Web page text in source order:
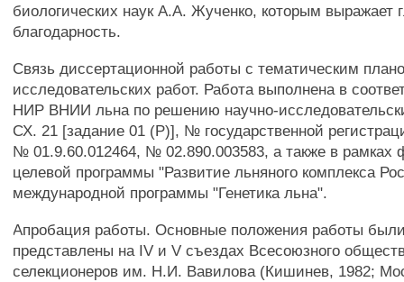
биологических наук A.A. Жученко, которым выражает
благодарность.
Связь диссертационной работы с тематическим
исследовательских работ. Работа выполнена в
НИР ВНИИ льна по решению научно-
СХ. 21 [задание 01 (Р)], № государственной
№ 01.9.60.012464, № 02.890.003583, а также в рамках
целевой программы "Развитие льняного комплекса
международной программы "Генетика льна".
Апробация работы. Основные положения работы
представлены на IV и V съездах Всесоюзного
селекционеров им. Н.И. Вавилова (Кишинев, 1982;